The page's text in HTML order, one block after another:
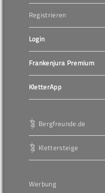
Registrieren
Login
Frankenjura Premium
KletterApp
Bergfreunde.de
Klettersteige
Werbung